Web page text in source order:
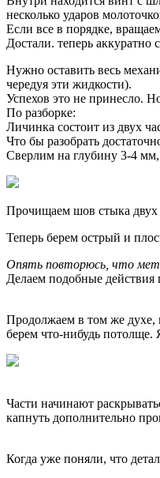
несколько ударов
Если все в порядке,
Достали. теперь аккуратно
Нужно оставить весь
чередуя эти жидкости).
Успехов это не принесло.
По разборке:
Личинка состоит из двух
Что бы разобрать
Сверлим на глубину 3-4
Прочищаем шов стыка двух
Теперь берем острый и
Опять повторюсь, что
Делаем подобные действия
Продолжаем в том же духе,
берем что-нибудь потолще.
Части начинают
капнуть дополнительно
Когда уже поняли, что